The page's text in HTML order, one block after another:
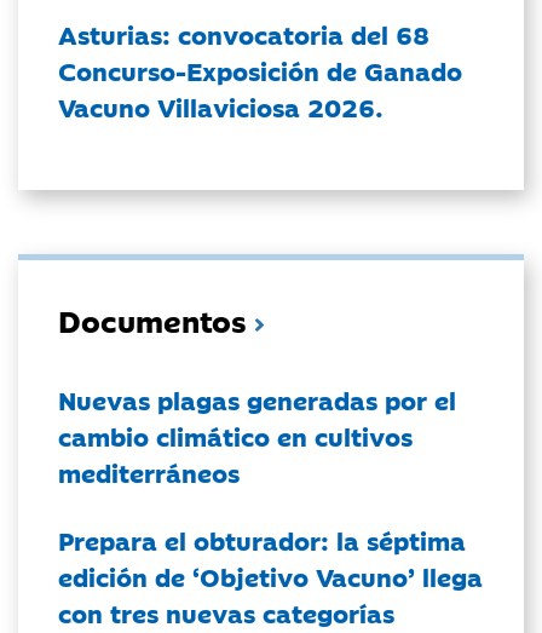
Asturias: convocatoria del 68
Concurso-Exposición de Ganado
Vacuno Villaviciosa 2026.
Documentos
Nuevas plagas generadas por el
cambio climático en cultivos
mediterráneos
Prepara el obturador: la séptima
edición de ‘Objetivo Vacuno’ llega
con tres nuevas categorías